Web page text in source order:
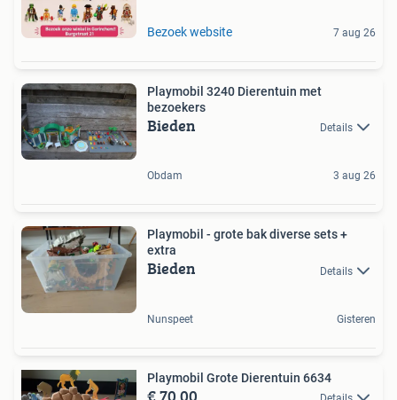
Bezoek website 7 aug 26
Playmobil 3240 Dierentuin met
bezoekers
Bieden Details
Obdam 3 aug 26
Playmobil - grote bak diverse sets +
extra
Bieden Details
Nunspeet Gisteren
Playmobil Grote Dierentuin 6634